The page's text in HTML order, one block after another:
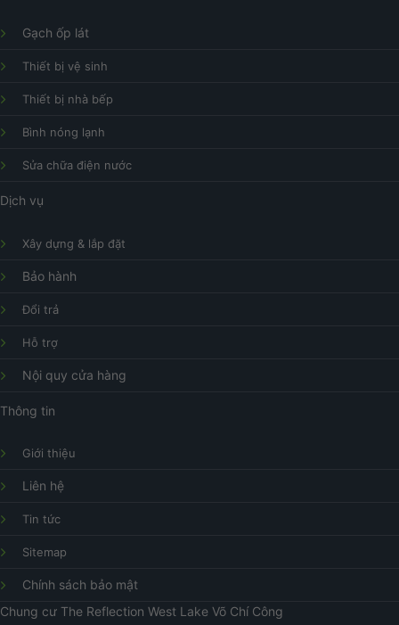
Gạch ốp lát
Thiết bị vệ sinh
Thiết bị nhà bếp
Bình nóng lạnh
Sửa chữa điện nước
Dịch vụ
Xây dựng & lắp đặt
Bảo hành
Đổi trả
Hỗ trợ
Nội quy cửa hàng
Thông tin
Giới thiệu
Liên hệ
Tin tức
Sitemap
Chính sách bảo mật
Chung cư The Reflection West Lake Võ Chí Công